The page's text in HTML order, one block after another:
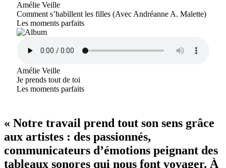
Amélie Veille
Comment s’habillent les filles (Avec Andréanne A. Malette)
Les moments parfaits
Amélie Veille
Je prends tout de toi
Les moments parfaits
« Notre travail prend tout son sens grâce
aux artistes : des passionnés,
communicateurs d’émotions peignant des
tableaux sonores qui nous font voyager. À